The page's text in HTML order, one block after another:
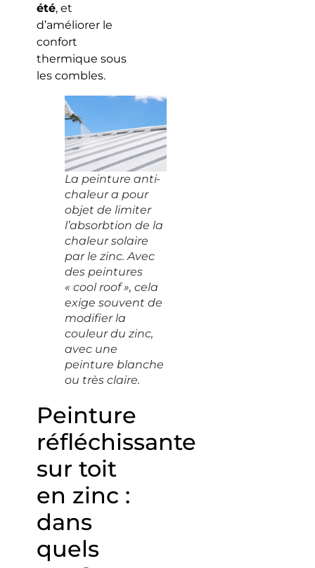
été, et
d’améliorer le
confort
thermique sous
les combles.
La peinture anti-
chaleur a pour
objet de limiter
l’absorbtion de la
chaleur solaire
par le zinc. Avec
des peintures
« cool roof », cela
exige souvent de
modifier la
couleur du zinc,
avec une
peinture blanche
ou très claire.
Peinture
réfléchissante
sur toit
en zinc :
dans
quels